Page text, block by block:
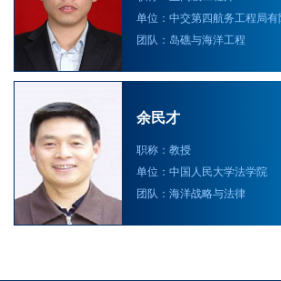
单位：中交第四航务工程局有
团队：岛礁与海洋工程
余民才
职称：教授
单位：中国人民大学法学院
团队：海洋战略与法律